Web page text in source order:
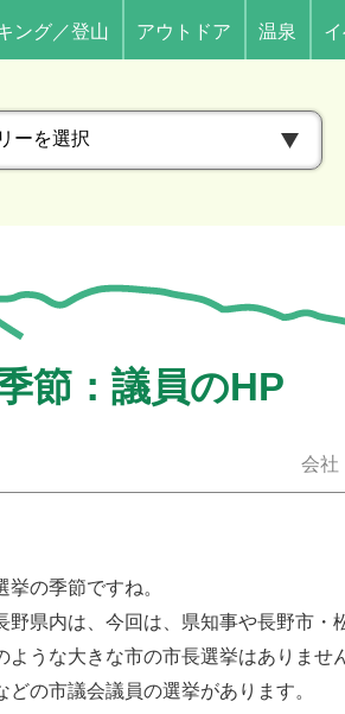
ング／登山 アウトドア 温泉
節：議員のHP
会社
挙の季節ですね。
野県内は、今回は、県知事や長野市・
ような大きな市の市長選挙はありませ
どの市議会議員の選挙があります。